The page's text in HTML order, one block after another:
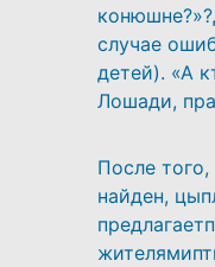
случае
детей). «А
Лошади,
После
найден,